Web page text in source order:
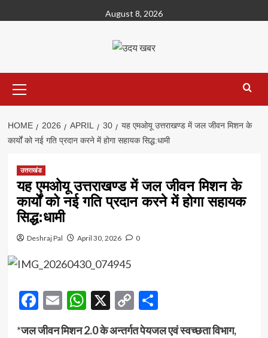
to
August 8, 2026
Menu
HOME 2026 APRIL 30
यह एमओयू उत्तराखण्ड में जल जीवन मिशन के
कार्यों को नई गति प्रदान करने में होगा सहायक सिद्ध:धामी
उत्तराखंड
यह एमओयू उत्तराखण्ड में जल जीवन मिशन के
कार्यों को नई गति प्रदान करने में होगा सहायक
सिद्ध:धामी
Deshraj Pal April 30, 2026 0
Facebook
EmailWhatsApp
X Copy
Link
Share
*जल जीवन मिशन 2.0 के अन्तर्गत पेयजल एवं स्वच्छता विभाग,